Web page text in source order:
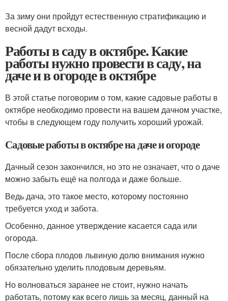
За зиму они пройдут естественную стратификацию и
весной дадут всходы.
Работы в саду в октябре. Какие
работы нужно провести в саду, на
даче и в огороде в октябре
В этой статье поговорим о том, какие садовые работы в
октябре необходимо провести на вашем дачном участке,
чтобы в следующем году получить хороший урожай.
Садовые работы в октябре на даче и огороде
Дачный сезон закончился, но это не означает, что о даче
можно забыть ещё на полгода и даже больше.
Ведь дача, это такое место, которому постоянно
требуется уход и забота.
Особенно, данное утверждение касается сада или
огорода.
После сбора плодов львиную долю внимания нужно
обязательно уделить плодовым деревьям.
Но волноваться заранее не стоит, нужно начать
работать, потому как всего лишь за месяц, данный на